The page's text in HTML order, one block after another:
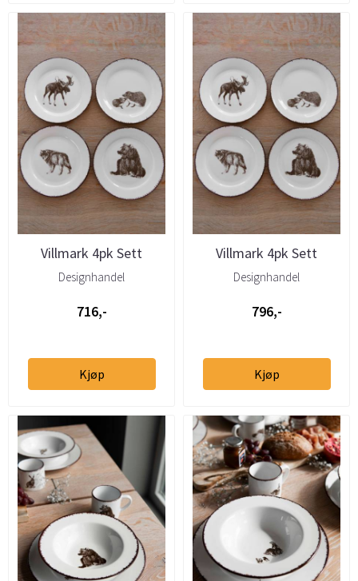
Villmark 4pk Sett
Tallerken 19cm (Elg,
Designhandel
716,-
Kjøp
Villmark 4pk Sett
Tallerken 27cm (Elg,
Designhandel
796,-
Kjøp